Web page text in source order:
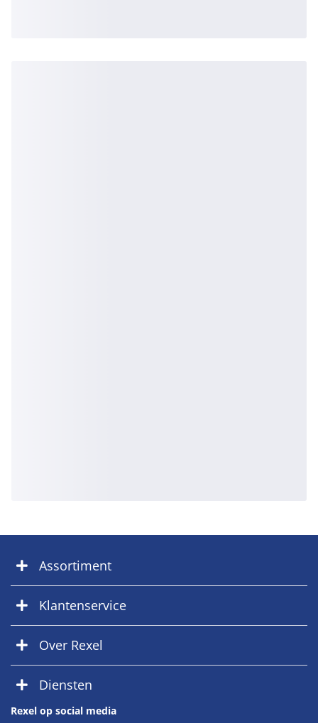
Assortiment
Klantenservice
Over Rexel
Diensten
Rexel op social media